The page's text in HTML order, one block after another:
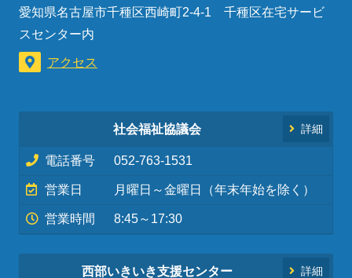
愛知県名古屋市千種区西崎町2-4-1 千種区在宅サービ
スセンター内
アクセス
社会福祉協議会 詳細
電話番号 052-763-1531
営業日 月曜日～金曜日（年末年始を除く）
営業時間 8:45～17:30
西部いきいき支援センター 詳細